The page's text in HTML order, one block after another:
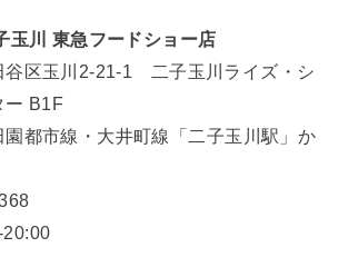
玉川 東急フードショー店
谷区玉川2-21-1 二子玉川ライズ・シ
ー B1F
園都市線・大井町線「二子玉川駅」か